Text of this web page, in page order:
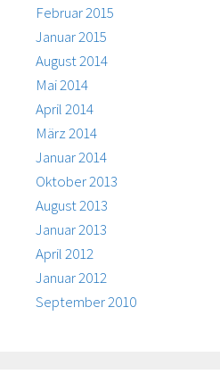
Februar 2015
Januar 2015
August 2014
Mai 2014
April 2014
März 2014
Januar 2014
Oktober 2013
August 2013
Januar 2013
April 2012
Januar 2012
September 2010